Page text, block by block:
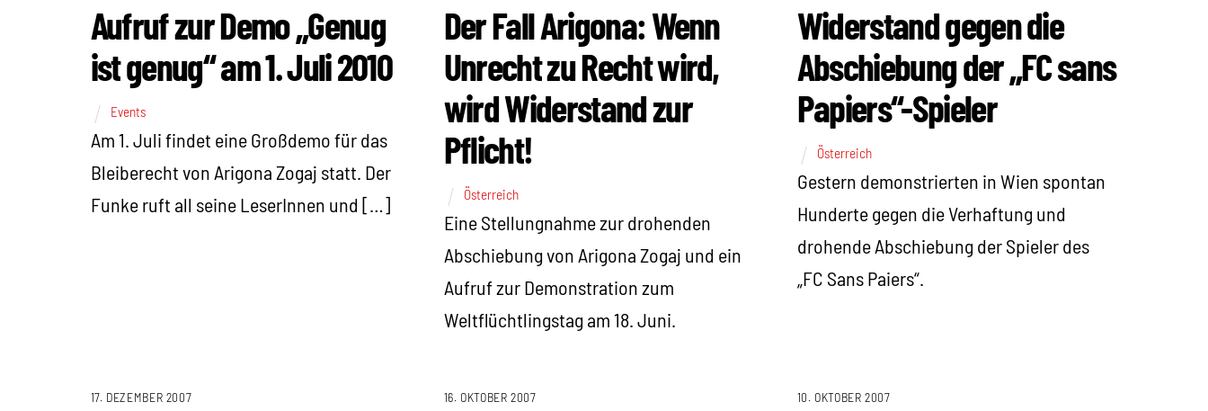
Aufruf zur Demo „Genug
ist genug“ am 1. Juli 2010
Events
Am 1. Juli findet eine Großdemo für das
Bleiberecht von Arigona Zogaj statt. Der
Funke ruft all seine LeserInnen und […]
Der Fall Arigona: Wenn
Unrecht zu Recht wird,
wird Widerstand zur
Pflicht!
Österreich
Eine Stellungnahme zur drohenden
Abschiebung von Arigona Zogaj und ein
Aufruf zur Demonstration zum
Weltflüchtlingstag am 18. Juni.
Widerstand gegen die
Abschiebung der „FC sans
Papiers“-Spieler
Österreich
Gestern demonstrierten in Wien spontan
Hunderte gegen die Verhaftung und
drohende Abschiebung der Spieler des
„FC Sans Paiers“.
17. DEZEMBER 2007 16. OKTOBER 2007 10. OKTOBER 2007